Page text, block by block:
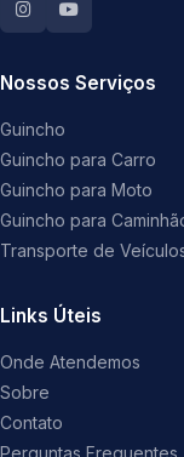
Nossos Serviços
Guincho
Guincho para Carro
Guincho para Moto
Guincho para
Transporte de
Links Úteis
Onde Atendemos
Sobre
Contato